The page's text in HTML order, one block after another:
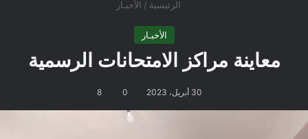
الرئيسية / الأخبـار
الأخبـار
معاينة مراكز الامتحانات الرسمية
30 أبريل، 2023 0
8